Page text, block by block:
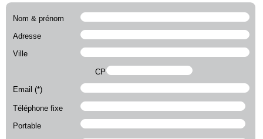
Nom & prénom
Adresse
Ville
CP
Email (*)
Téléphone fixe
Portable